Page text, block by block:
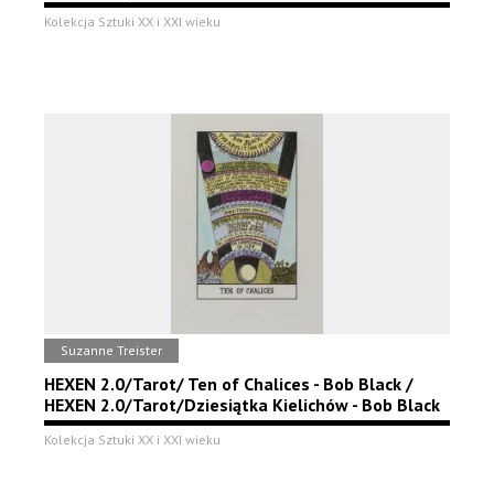
Kolekcja Sztuki XX i XXI wieku
Suzanne Treister
HEXEN 2.0/Tarot/ Ten of Chalices - Bob Black /
HEXEN 2.0/Tarot/Dziesiątka Kielichów - Bob Black
Kolekcja Sztuki XX i XXI wieku